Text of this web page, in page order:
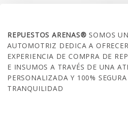
REPUESTOS ARENAS®SOMOS
AUTOMOTRIZ DEDICA A
EXPERIENCIA DE COMPRA DE
E INSUMOS A TRAVÉS DE UNA
PERSONALIZADA Y 100%
TRANQUILIDAD